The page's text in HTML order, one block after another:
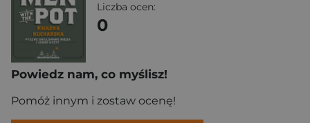
Liczba ocen:
0
Powiedz nam, co myślisz!
Pomóż innym i zostaw ocenę!